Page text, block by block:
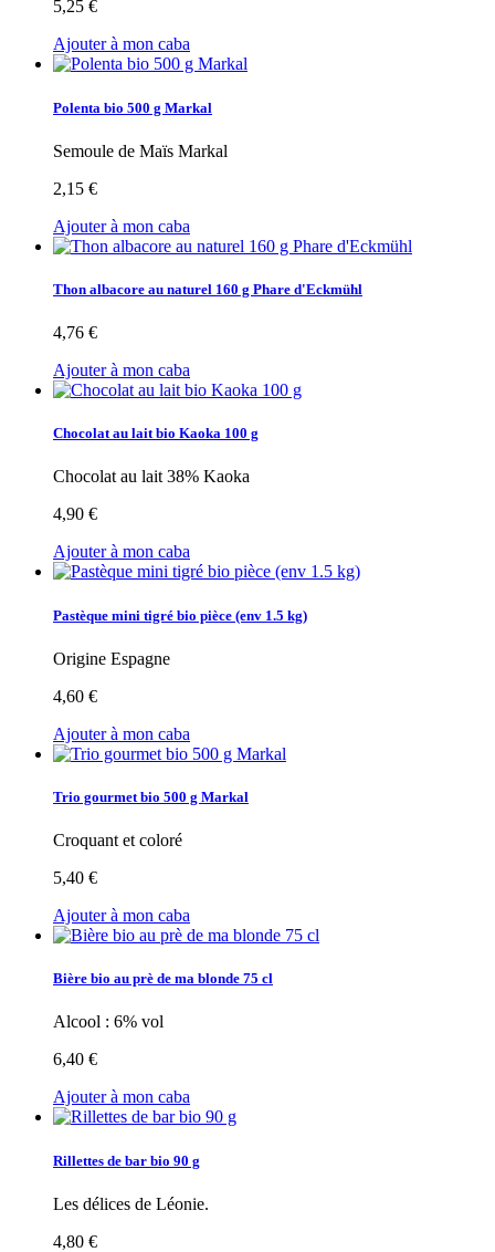
5,25 €
Ajouter à mon caba
Polenta bio 500 g Markal
Semoule de Maïs Markal
2,15 €
Ajouter à mon caba
Thon albacore au naturel 160 g Phare d'Eckmühl
4,76 €
Ajouter à mon caba
Chocolat au lait bio Kaoka 100 g
Chocolat au lait 38% Kaoka
4,90 €
Ajouter à mon caba
Pastèque mini tigré bio pièce (env 1.5 kg)
Origine Espagne
4,60 €
Ajouter à mon caba
Trio gourmet bio 500 g Markal
Croquant et coloré
5,40 €
Ajouter à mon caba
Bière bio au prè de ma blonde 75 cl
Alcool : 6% vol
6,40 €
Ajouter à mon caba
Rillettes de bar bio 90 g
Les délices de Léonie.
4,80 €